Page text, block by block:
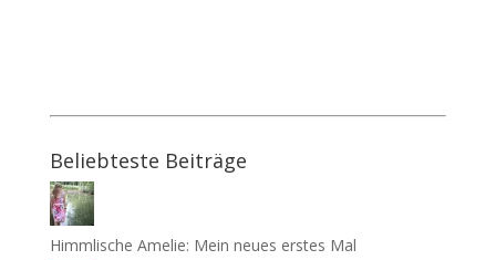
Beliebteste Beiträge
Himmlische Amelie: Mein neues erstes Mal